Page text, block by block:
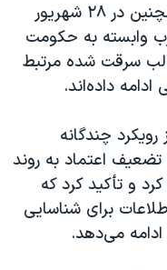
آژانس‌های فدرال ایالات متحده همچنین در ۲۸ شهریور
وابسته به حکومت
سرقت شده مرتبط
ادامه داده‌اند.
چندگانه
اعتماد به روند
و تأکید کرد که
برای شناسایی
می‌دهد.